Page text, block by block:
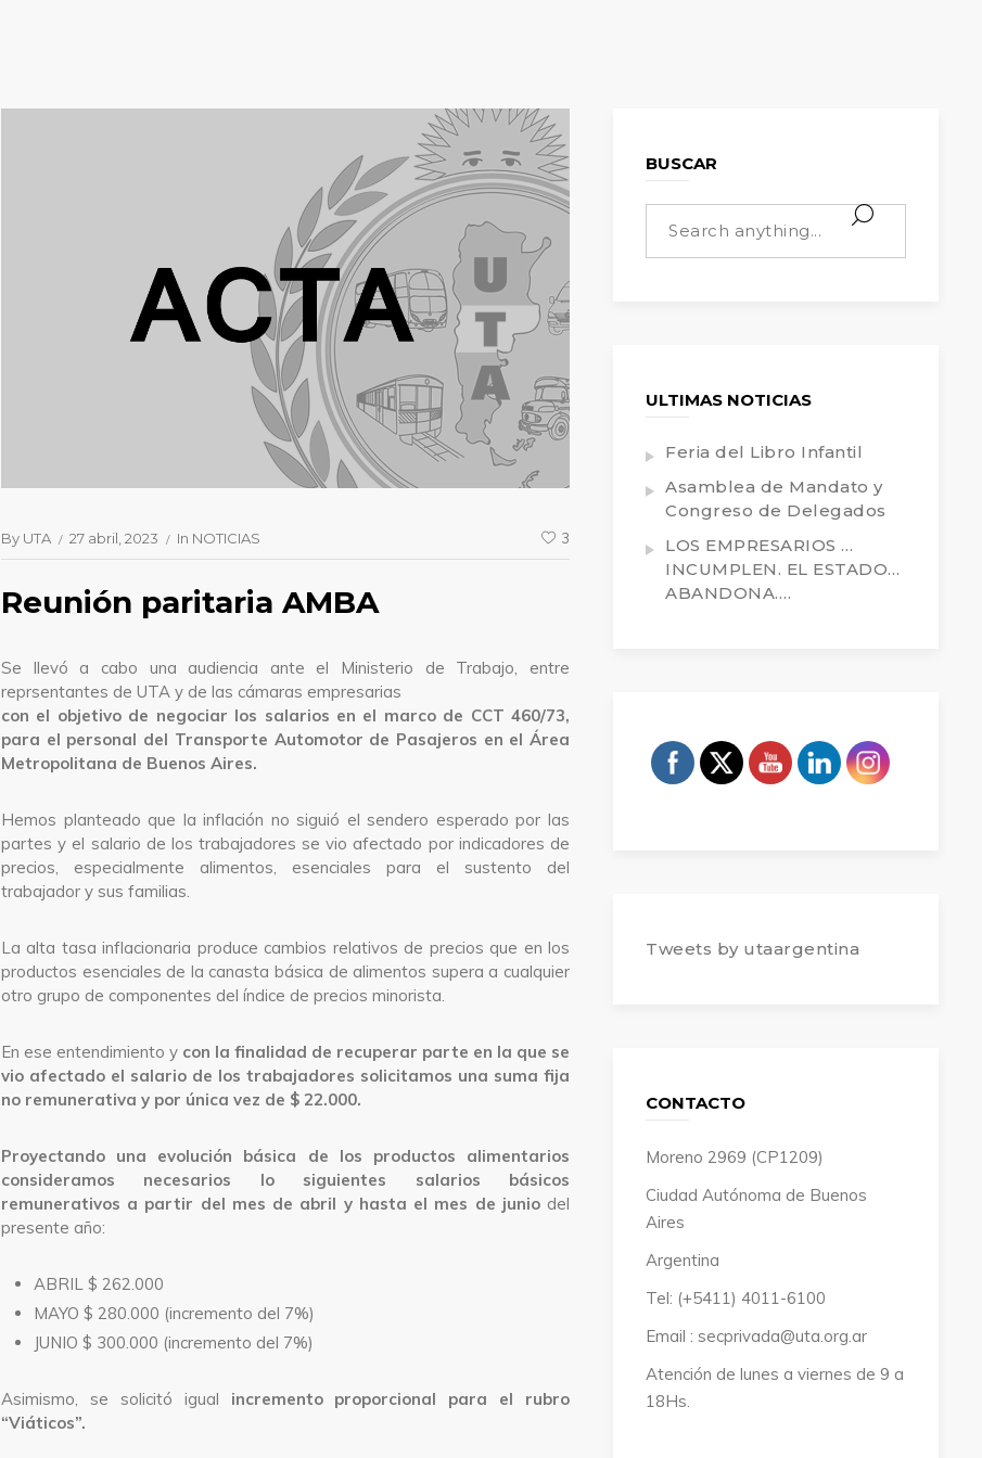
By UTA 27 abril, 2023 In NOTICIAS 3
Reunión paritaria AMBA
Se llevó a cabo una audiencia ante el Ministerio de Trabajo, entre
reprsentantes de UTA y de las cámaras empresarias
con el objetivo de negociar los salarios en el marco de CCT 460/73,
para el personal del Transporte Automotor de Pasajeros en el Área
Metropolitana de Buenos Aires.
Hemos planteado que la inflación no siguió el sendero esperado por las
partes y el salario de los trabajadores se vio afectado por indicadores de
precios, especialmente alimentos, esenciales para el sustento del
trabajador y sus familias.
La alta tasa inflacionaria produce cambios relativos de precios que en los
productos esenciales de la canasta básica de alimentos supera a cualquier
otro grupo de componentes del índice de precios minorista.
En ese entendimiento y con la finalidad de recuperar parte en la que se
vio afectado el salario de los trabajadores solicitamos una suma fija
no remunerativa y por única vez de $ 22.000.
Proyectando una evolución básica de los productos alimentarios
consideramos necesarios lo siguientes salarios básicos
remunerativos a partir del mes de abril y hasta el mes de juniodel
presente año:
ABRIL $ 262.000
MAYO $ 280.000 (incremento del 7%)
JUNIO $ 300.000 (incremento del 7%)
Asimismo, se solicitó igual incremento proporcional para el rubro
“Viáticos”.
BUSCAR
ULTIMAS NOTICIAS
Feria del Libro Infantil
Asamblea de Mandato y
Congreso de Delegados
LOS EMPRESARIOS …
INCUMPLEN. EL ESTADO…
ABANDONA….
Tweets by utaargentina
CONTACTO
Moreno 2969 (CP1209)
Ciudad Autónoma de Buenos
Aires
Argentina
Tel: (+5411) 4011-6100
Email : secprivada@uta.org.ar
Atención de lunes a viernes de 9 a
18Hs.